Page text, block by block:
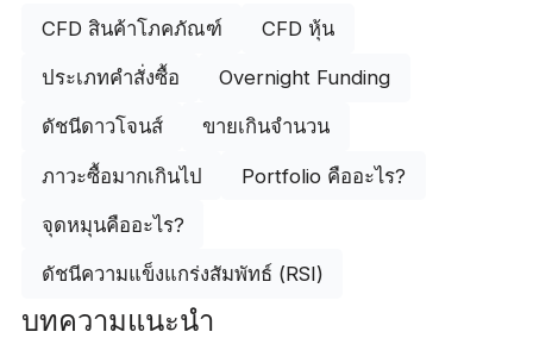
CFD สินค้าโภคภัณฑ์ CFD หุ้น
ประเภทคำสั่งซื้อ Overnight Funding
ดัชนีดาวโจนส์ ขายเกินจำนวน
ภาวะซื้อมากเกินไป Portfolio คืออะไร?
จุดหมุนคืออะไร?
ดัชนีความแข็งแกร่งสัมพัทธ์ (RSI)
บทความแนะนำ